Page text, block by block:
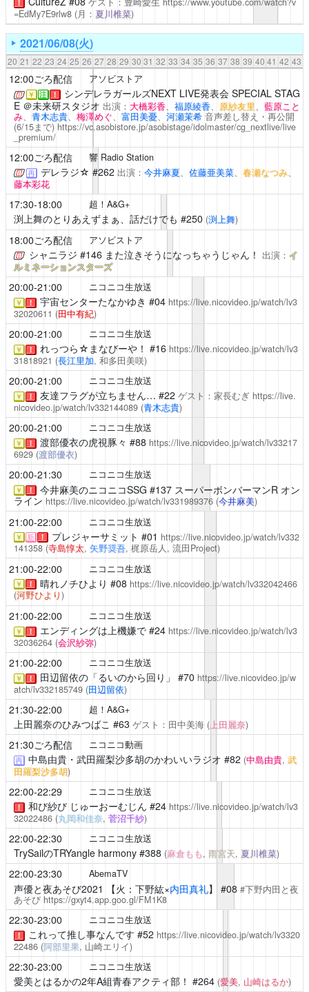
！
=EdMy7E9rlw8 (月： 夏川椎菜)
2021/06/08(火)
20 21 22 23 24 25 26 27 28 29 30 31 32 33 34 35 36 37 38 39 40 41 42 43
12:00ごろ配信 アソビストア
￥ 注 ！
シンデレラガールズNEXT LIVE発表会 SPECIAL STAG
E ＠未来研スタジオ 出演： 大橋彩香、 福原綾香、 原紗友里
藍原こと
み、 青木志貴、 梅澤めぐ 富田美憂、 河瀬茉希 音声差し替え・再公開
(6/15まで) https://vc.asobistore.jp/asobistage/idolmaster/cg_nextlive/live
_premium/
12:00ごろ配信 響 Radio Station
再 デレラジ☆ #262 出演： 今井麻夏、 佐藤亜美菜、 春瀬なつみ、
藤本彩花
17:30-18:00 超！A&G+
渕上舞のとりあえずまぁ、話だけでも #250 (渕上舞)
18:00ごろ配信 アソビストア
シャニラジ #146 また泣きそうになっちゃうじゃん！ 出演： イ
ルミネーションスターズ
20:00-21:00 ニコニコ生放送
￥ ！ 宇宙センターたなかゆき #04 https://live.nicovideo.jp/watch/lv3
32020611 (田中有紀)
20:00-21:00 ニコニコ生放送
￥ ！ れっつら☆まなびーや！ #16 https://live.nicovideo.jp/watch/lv3
31818921 (長江里加, 和多田美咲)
20:00-21:00 ニコニコ生放送
￥ ！ 友達フラグが立ちません… #22 ゲスト：家長むぎ https://live.
nicovideo.jp/watch/lv332144089 (青木志貴)
20:00-21:00 ニコニコ生放送
￥ ！ 渡部優衣の虎視豚々 #88 https://live.nicovideo.jp/watch/lv33217
6929 (渡部優衣)
20:00-21:30 ニコニコ生放送
￥ ！ 今井麻美のニコニコSSG #137 スーパーボンバーマンR オン
ライン https://live.nicovideo.jp/watch/lv331989376 (今井麻美)
21:00-22:00 ニコニコ生放送
￥ 新 ！ プレジャーサミット #01 https://live.nicovideo.jp/watch/lv332
141358 (寺島惇太, 矢野奨吾, 梶原岳人, 流田Project)
21:00-22:00 ニコニコ生放送
￥ ！ 晴れノチひより #08 https://live.nicovideo.jp/watch/lv332042466
(河野ひより)
21:00-22:00 ニコニコ生放送
￥ ！ エンディングは上機嫌で#24 https://live.nicovideo.jp/watch/lv3
32036264 (会沢紗弥)
21:00-22:00 ニコニコ生放送
￥ ！ 田辺留依の「るいのから回り」 #70 https://live.nicovideo.jp/w
atch/lv332185749 (田辺留依)
21:30-22:00 超！A&G+
上田麗奈のひみつばこ #63 ゲスト： 田中美海 (上田麗奈)
21:30ごろ配信 ニコニコ動画
再 中島由貴・武田羅梨沙多胡のかわいいラジオ #82 (中島由貴, 武
田羅梨沙多胡)
22:00-22:29 ニコニコ生放送
！ 和び紗び じゅーおーむじん #24 https://live.nicovideo.jp/watch/lv3
32022486 (丸岡和佳奈, 菅沼千紗)
22:00-22:30 ニコニコ生放送
TrySailのTRYangle harmony#388 (麻倉もも, 雨宮天, 夏川椎菜)
22:00-23:30 AbemaTV
声優と夜あそび2021 【火：下野紘×内田真礼】 #08 #下野内田と夜
あそび https://gxyt4.app.goo.gl/FM1K8
22:30-23:00 ニコニコ生放送
！ これって推し事なんです #52 https://live.nicovideo.jp/watch/lv3320
22486 (阿部里果, 山崎エリイ)
22:30-23:00 ニコニコ生放送
愛美とはるかの2年A組青春アクティ部！ #264 (愛美, 山崎はるか)